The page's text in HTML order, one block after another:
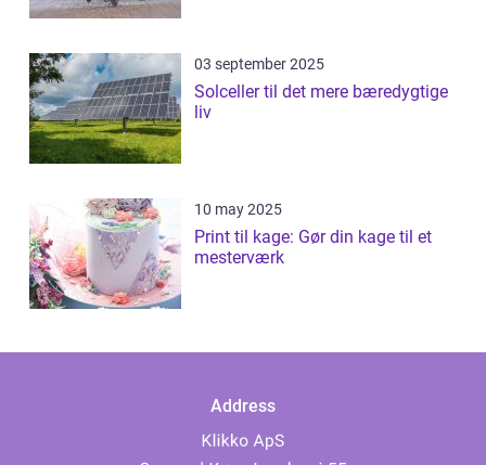
03 september 2025
Solceller til det mere bæredygtige
liv
10 may 2025
Print til kage: Gør din kage til et
mesterværk
Address